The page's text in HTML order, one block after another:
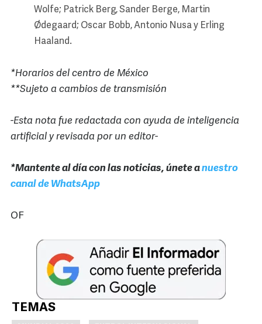
Wolfe; Patrick Berg, Sander Berge, Martin
Ødegaard; Oscar Bobb, Antonio Nusa y Erling
Haaland.
*Horarios del centro de México
**Sujeto a cambios de transmisión
-Esta nota fue redactada con ayuda de inteligencia
artificial y revisada por un editor-
*Mantente al día con las noticias, únete anuestro
canal de WhatsApp
OF
TEMAS